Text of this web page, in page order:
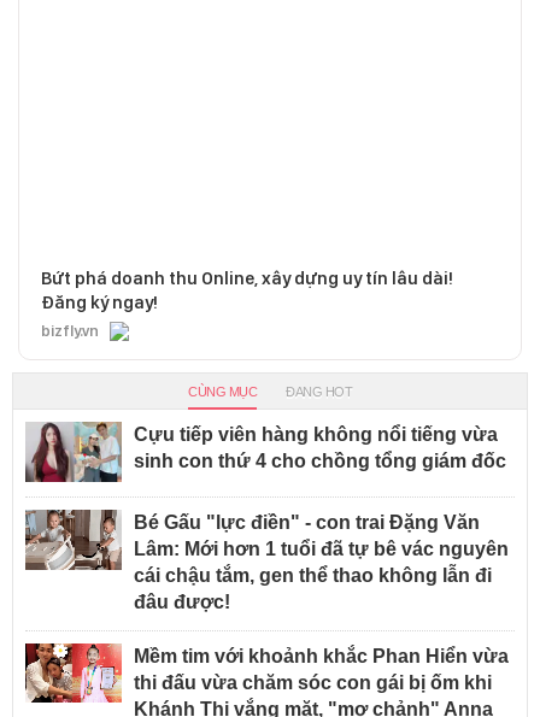
Bứt phá doanh thu Online, xây dựng uy tín lâu dài!
Đăng ký ngay!
bizfly.vn
CÙNG MỤC ĐANG HOT
Cựu tiếp viên hàng không nổi tiếng vừa
sinh con thứ 4 cho chồng tổng giám đốc
Bé Gấu "lực điền" - con trai Đặng Văn
Lâm: Mới hơn 1 tuổi đã tự bê vác nguyên
cái chậu tắm, gen thể thao không lẫn đi
đâu được!
Mềm tim với khoảnh khắc Phan Hiển vừa
thi đấu vừa chăm sóc con gái bị ốm khi
Khánh Thi vắng mặt, "mợ chảnh" Anna